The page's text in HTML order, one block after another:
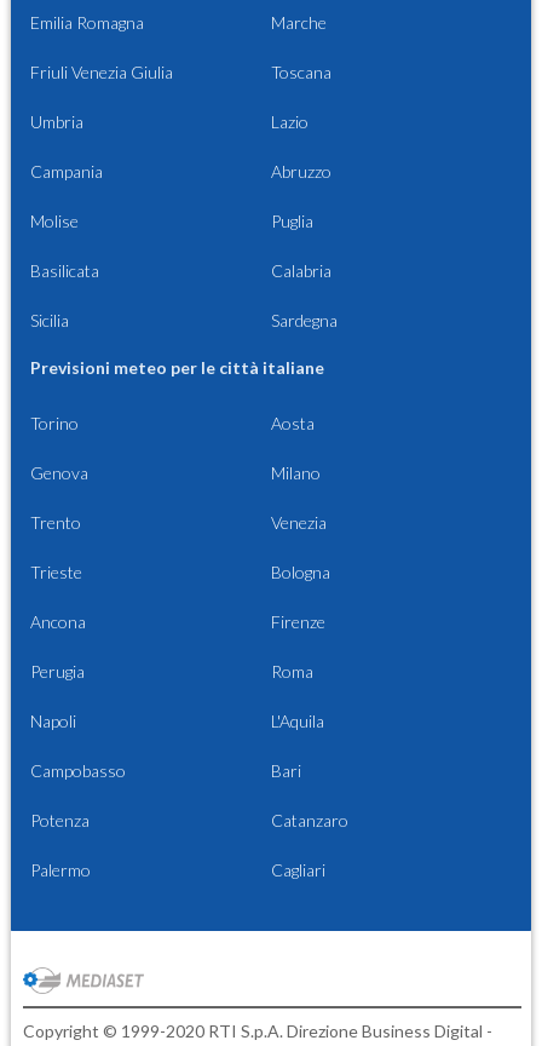
Emilia Romagna Marche
Friuli Venezia Giulia Toscana
Umbria Lazio
Campania Abruzzo
Molise Puglia
Basilicata Calabria
Sicilia Sardegna
Previsioni meteo per le città italiane
Torino Aosta
Genova Milano
Trento Venezia
Trieste Bologna
Ancona Firenze
Perugia Roma
Napoli L'Aquila
Campobasso Bari
Potenza Catanzaro
Palermo Cagliari
Copyright © 1999-2020 RTI S.p.A. Direzione Business Digital -